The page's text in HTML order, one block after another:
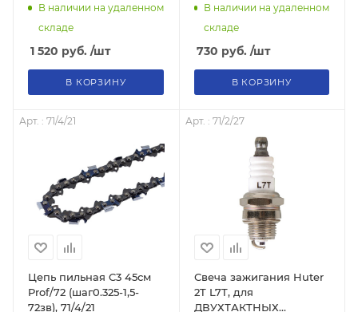
В наличии на удаленном
складе
1 520 руб. /шт
В КОРЗИНУ
В наличии на удаленном
складе
730 руб. /шт
В КОРЗИНУ
Арт. : 71/4/21
Цепь пильная C3 45см
Prof/72 (шаг0.325-1,5-
72зв), 71/4/21
Арт. : 71/2/27
Свеча зажигания Huter
2T L7T, для
ДВУХТАКТНЫХ